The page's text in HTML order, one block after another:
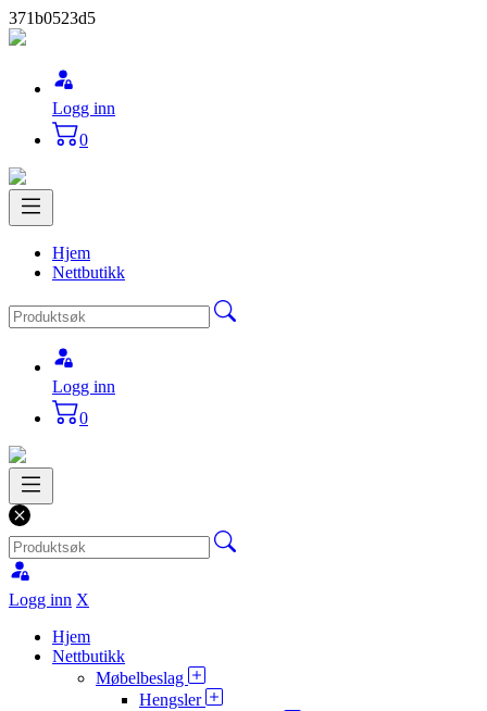
371b0523d5
Logg inn
0
Hjem
Nettbutikk
Logg inn
0
Logg inn X
Hjem
Nettbutikk
Møbelbeslag
Hengsler